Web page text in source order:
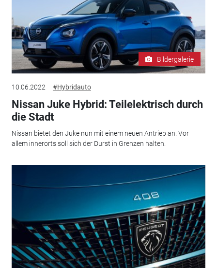
Bildergalerie
10.06.2022 #Hybridauto
Nissan Juke Hybrid: Teilelektrisch durch
die Stadt
Nissan bietet den Juke nun mit einem neuen Antrieb an. Vor
allem innerorts soll sich der Durst in Grenzen halten.